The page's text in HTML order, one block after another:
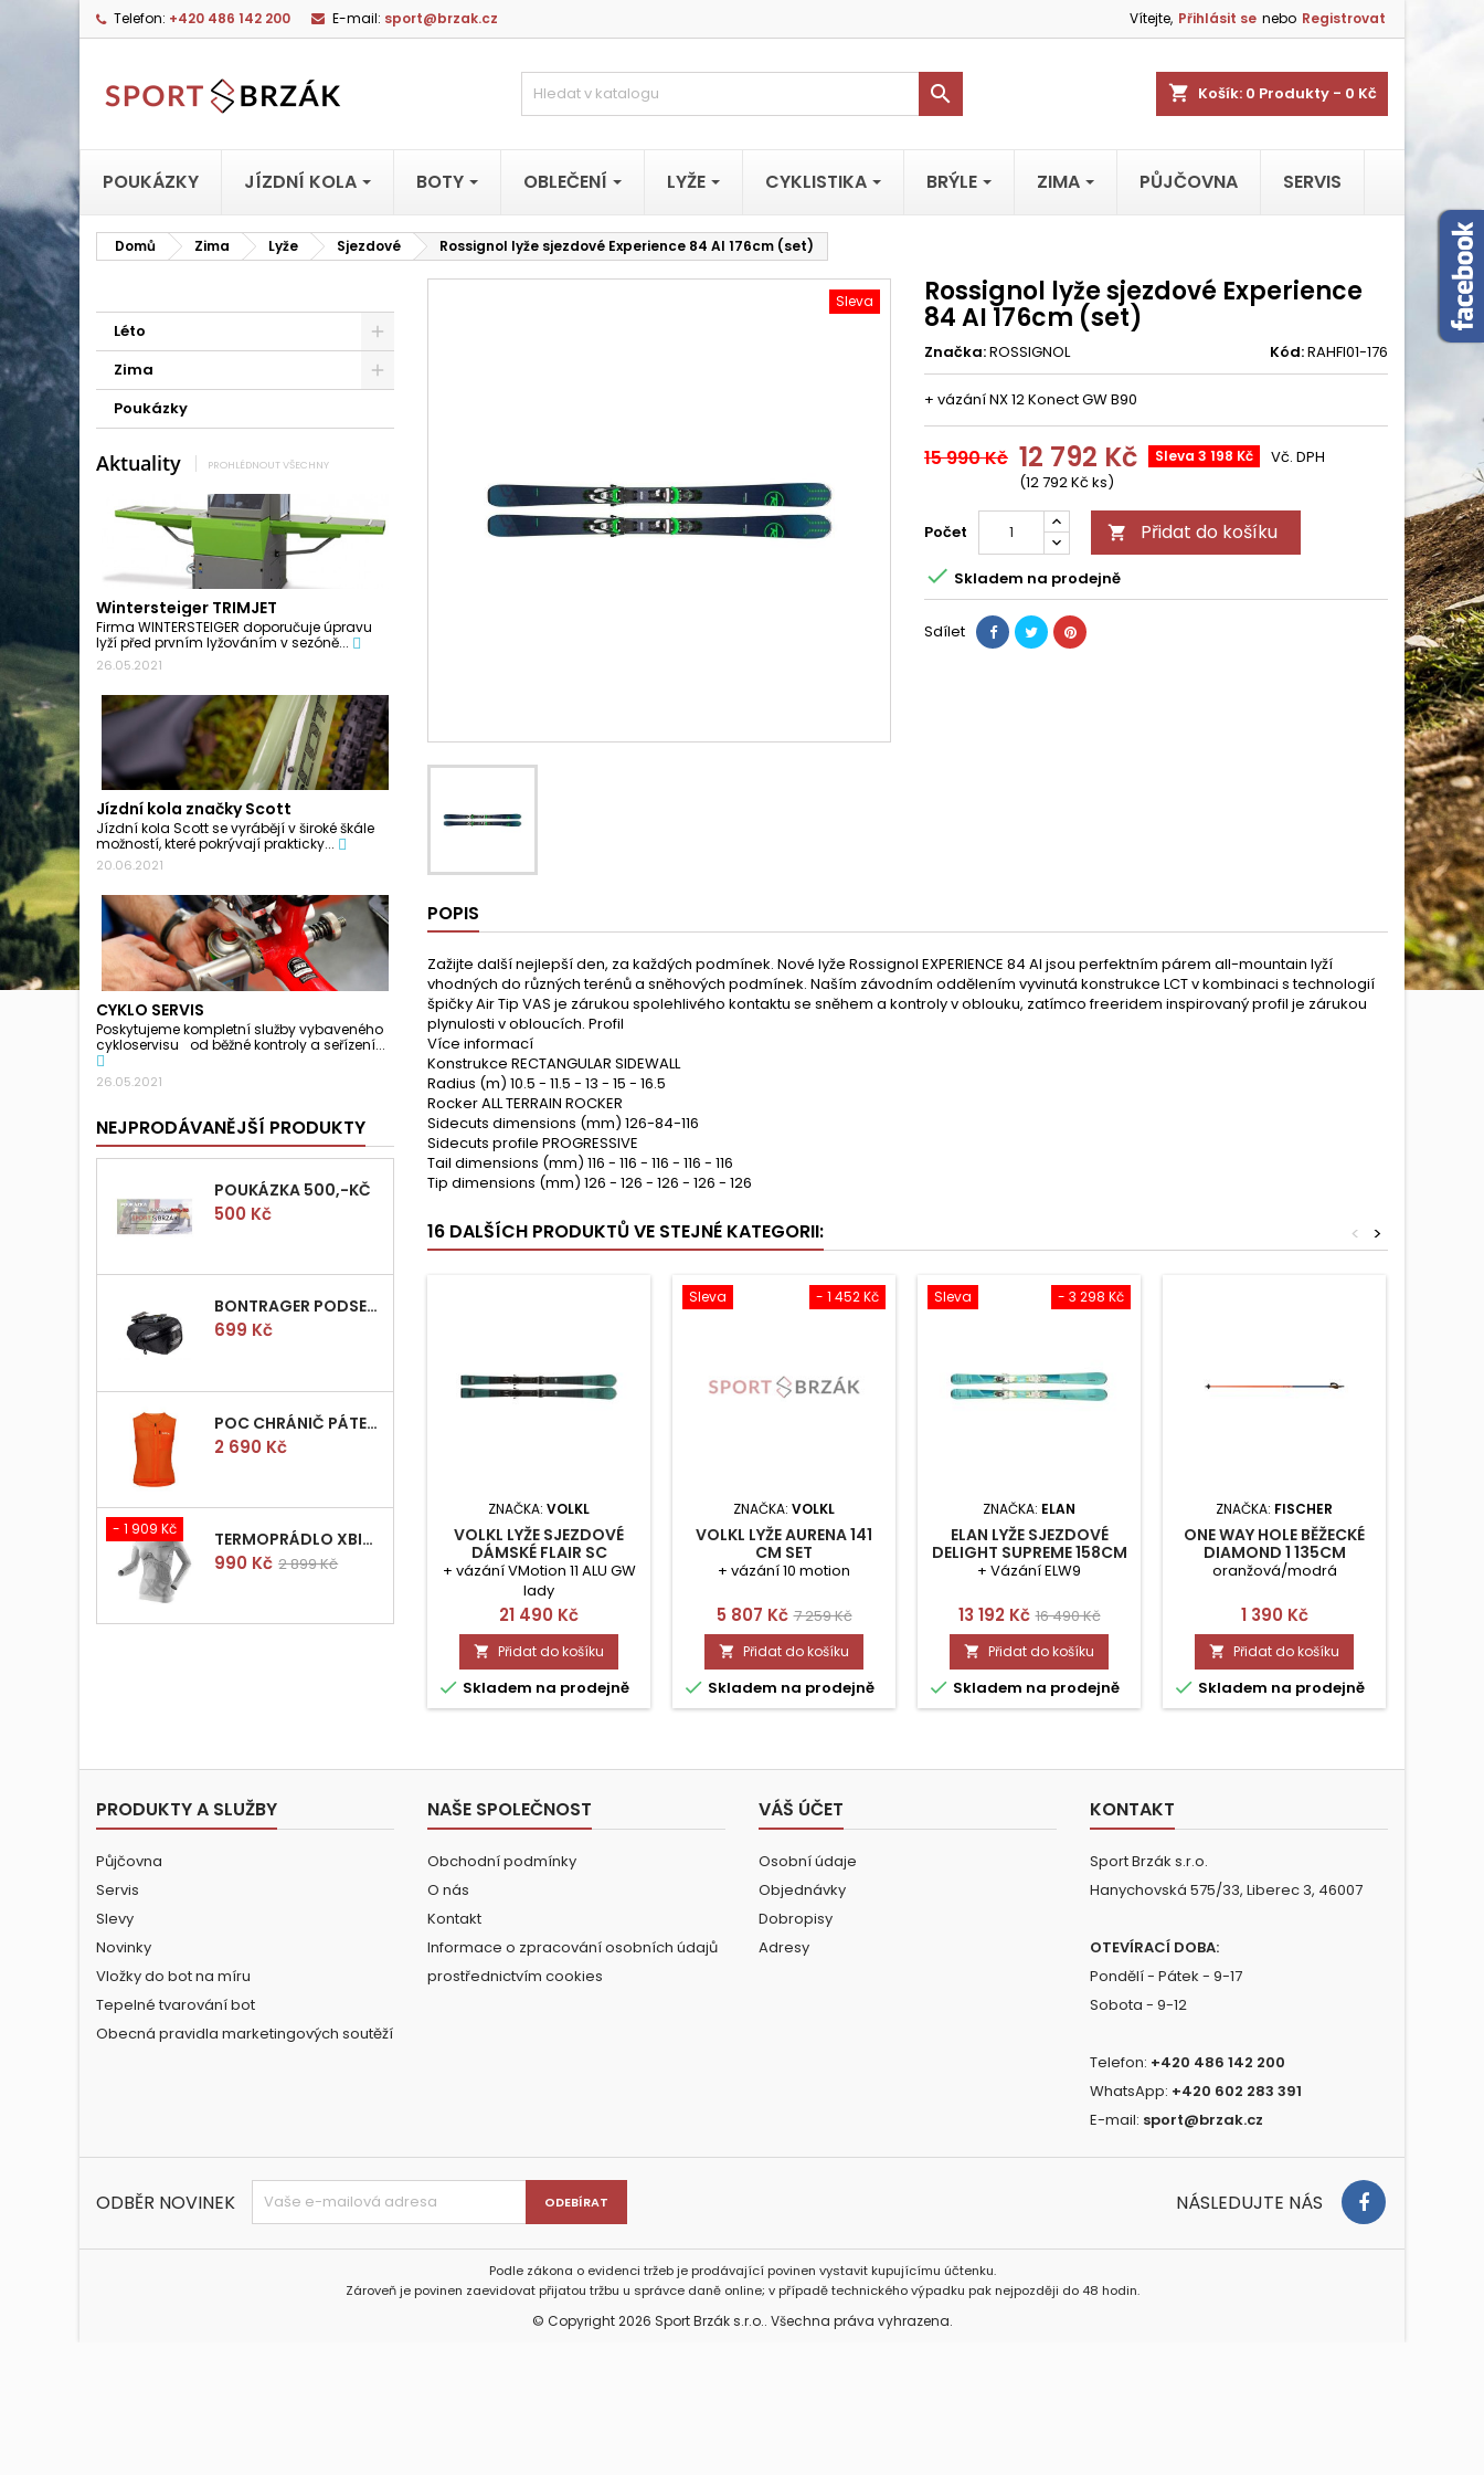
Telefon: +420 486 142 200 E-mail: sport@brzak.cz Vítejte, Přihlásit se nebo Registrovat
shopping_cart Košík: 0 Produkty - 0 Kč

POUKÁZKY JÍZDNÍ KOLA BOTY OBLEČENÍ LYŽE CYKLISTIKA BRÝLE ZIMA PŮJČOVNA SERVIS
Domů Zima Lyže Sjezdové Rossignol lyže sjezdové Experience 84 AI 176cm (set)
Léto
Zima
Poukázky
Aktuality PROHLÉDNOUT VŠECHNY
Wintersteiger TRIMJET
Firma WINTERSTEIGER doporučuje úpravu
lyží před prvním lyžováním v sezóně...
26.05.2021
Jízdní kola značky Scott
Jízdní kola Scott se vyrábějí v široké škále
možností, které pokrývají prakticky...
20.06.2021
CYKLO SERVIS
Poskytujeme kompletní služby vybaveného
cykloservisu od běžné kontroly a seřízení...
26.05.2021
NEJPRODÁVANĚJŠÍ PRODUKTY
POUKÁZKA 500,-KČ
Cena
500 Kč
BONTRAGER PODSEDLOVÁ BRAŠNIČKA PRO QUICK S
Cena
699 Kč
POC CHRÁNIČ PÁTEŘE POCITO VPD AIR VEST VEL.M
Cena
2 690 Kč
- 1 909 Kč TERMOPRÁDLO XBIONIC RADIACTOR WOMAN SHIRT LONGS L/XL
Cena
990 Kč Běžná
2 899 Kč
Sleva Rossignol lyže sjezdové Experience
84 AI 176cm (set)
Značka:ROSSIGNOL Kód:RAHFI01-176
+ vázání NX 12 Konect GW B90
15 990 Kč 12 792 Kč Sleva 3 198 Kč
(12 792 Kč ks)
Vč. DPH
Počet  Přidat do košíku
 Skladem na prodejně
Sdílet
POPIS
Zažijte další nejlepší den, za každých podmínek. Nové lyže Rossignol EXPERIENCE 84 AI jsou perfektním párem all-mountain lyží
vhodných do různých terénů a sněhových podmínek. Naším závodním oddělením vyvinutá konstrukce LCT v kombinaci s technologií
špičky Air Tip VAS je zárukou spolehlivého kontaktu se sněhem a kontroly v oblouku, zatímco freeridem inspirovaný profil je zárukou
plynulosti v obloucích. Profil
Více informací
Konstrukce RECTANGULAR SIDEWALL
Radius (m) 10.5 - 11.5 - 13 - 15 - 16.5
Rocker ALL TERRAIN ROCKER
Sidecuts dimensions (mm) 126-84-116
Sidecuts profile PROGRESSIVE
Tail dimensions (mm) 116 - 116 - 116 - 116 - 116
Tip dimensions (mm) 126 - 126 - 126 - 126 - 126
16 DALŠÍCH PRODUKTŮ VE STEJNÉ KATEGORII: >
<
ZNAČKA: VOLKL
VOLKL LYŽE SJEZDOVÉ
DÁMSKÉ FLAIR SC
CARBON 155CM SET
+ vázání VMotion 11 ALU GW
lady
Cena
21 490 Kč
 Přidat do košíku
 Skladem na prodejně
- 1 452 Kč
Sleva
ZNAČKA: VOLKL
VOLKL LYŽE AURENA 141
CM SET
+ vázání 10 motion
Cena
5 807 Kč Běžná
cena
7 259 Kč
 Přidat do košíku
 Skladem na prodejně
- 3 298 Kč
Sleva
ZNAČKA: ELAN
ELAN LYŽE SJEZDOVÉ
DELIGHT SUPREME 158CM
+ Vázání ELW9
Cena
13 192 Kč Běžná
cena
16 490 Kč
 Přidat do košíku
 Skladem na prodejně
ZNAČKA: FISCHER
ONE WAY HOLE BĚŽECKÉ
DIAMOND 1 135CM
oranžová/modrá
Cena
1 390 Kč
 Přidat do košíku
 Skladem na prodejně
PRODUKTY A SLUŽBY
Půjčovna
Servis
Slevy
Novinky
Vložky do bot na míru
Tepelné tvarování bot
Obecná pravidla marketingových soutěží
NAŠE SPOLEČNOST
Obchodní podmínky
O nás
Kontakt
Informace o zpracování osobních údajů
prostřednictvím cookies
VÁŠ ÚČET
Osobní údaje
Objednávky
Dobropisy
Adresy
KONTAKT
Sport Brzák s.r.o.
Hanychovská 575/33, Liberec 3, 46007
OTEVÍRACÍ DOBA:
Pondělí - Pátek - 9-17
Sobota - 9-12
Telefon: +420 486 142 200
WhatsApp: +420 602 283 391
E-mail: sport@brzak.cz
ODBĚR NOVINEK NÁSLEDUJTE NÁS
Podle zákona o evidenci tržeb je prodávající povinen vystavit kupujícímu účtenku.
Zároveň je povinen zaevidovat přijatou tržbu u správce daně online; v případě technického výpadku pak nejpozději do 48 hodin.
© Copyright 2026 Sport Brzák s.r.o.. Všechna práva vyhrazena.